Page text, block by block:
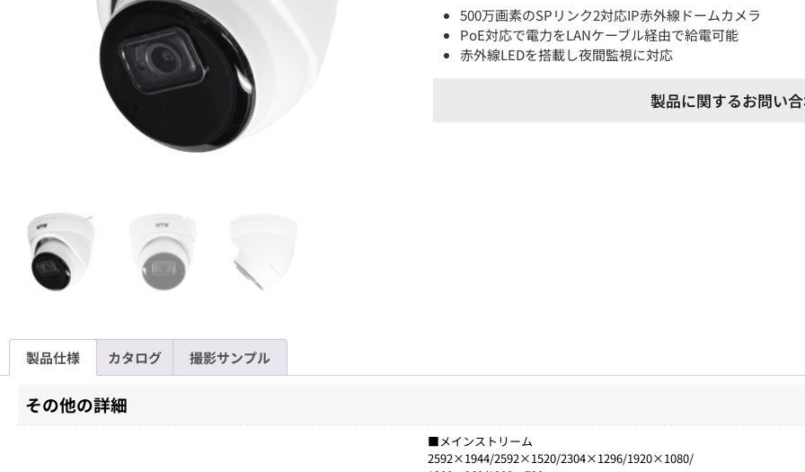
500万画素のSPリンク2対応IP赤外線ドームカメラ
PoE対応で電力をLANケーブル経由で給電可能
赤外線LEDを搭載し夜間監視に対応
製品に関するお問い
製品仕様 カタログ 撮影サンプル
その他の詳細
■メインストリーム
2592×1944/2592×1520/2304×1296/1920×1080/